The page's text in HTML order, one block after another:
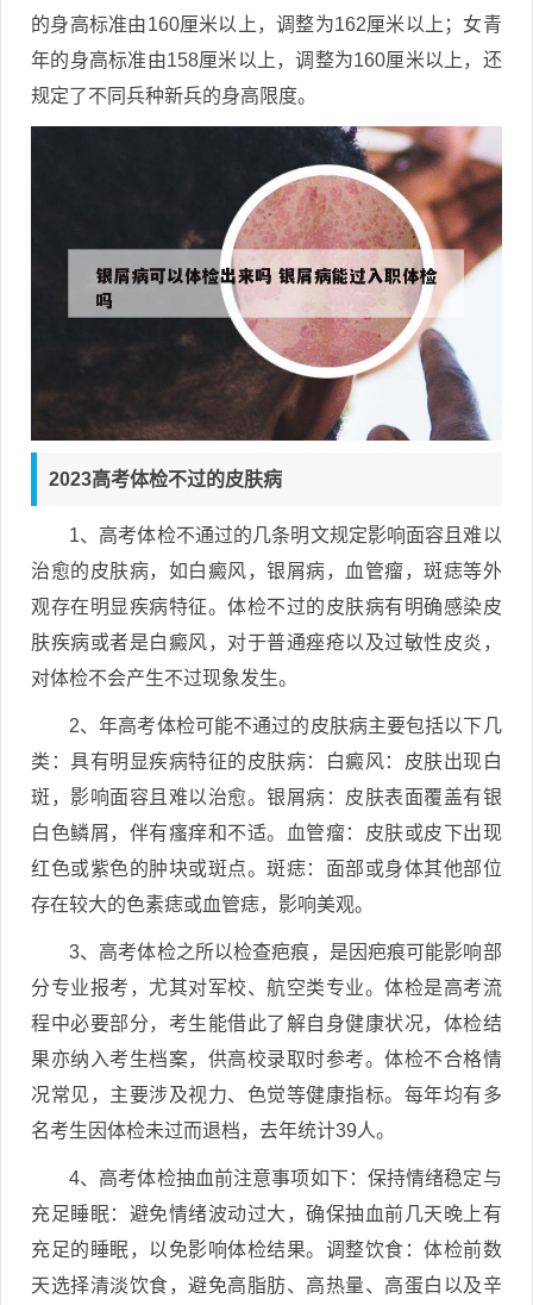
的身高标准由160厘米以上，调整为162厘米以上；女青
年的身高标准由158厘米以上，调整为160厘米以上，还
规定了不同兵种新兵的身高限度。
2023高考体检不过的皮肤病
1、高考体检不通过的几条明文规定影响面容且难以
治愈的皮肤病，如白癜风，银屑病，血管瘤，斑痣等外
观存在明显疾病特征。体检不过的皮肤病有明确感染皮
肤疾病或者是白癜风，对于普通痤疮以及过敏性皮炎，
对体检不会产生不过现象发生。
2、年高考体检可能不通过的皮肤病主要包括以下几
类：具有明显疾病特征的皮肤病：白癜风：皮肤出现白
斑，影响面容且难以治愈。银屑病：皮肤表面覆盖有银
白色鳞屑，伴有瘙痒和不适。血管瘤：皮肤或皮下出现
红色或紫色的肿块或斑点。斑痣：面部或身体其他部位
存在较大的色素痣或血管痣，影响美观。
3、高考体检之所以检查疤痕，是因疤痕可能影响部
分专业报考，尤其对军校、航空类专业。体检是高考流
程中必要部分，考生能借此了解自身健康状况，体检结
果亦纳入考生档案，供高校录取时参考。体检不合格情
况常见，主要涉及视力、色觉等健康指标。每年均有多
名考生因体检未过而退档，去年统计39人。
4、高考体检抽血前注意事项如下：保持情绪稳定与
充足睡眠：避免情绪波动过大，确保抽血前几天晚上有
充足的睡眠，以免影响体检结果。调整饮食：体检前数
天选择清淡饮食，避免高脂肪、高热量、高蛋白以及辛